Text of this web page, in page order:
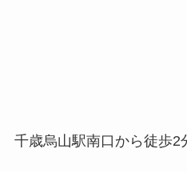
千歳烏山駅南口から徒歩2